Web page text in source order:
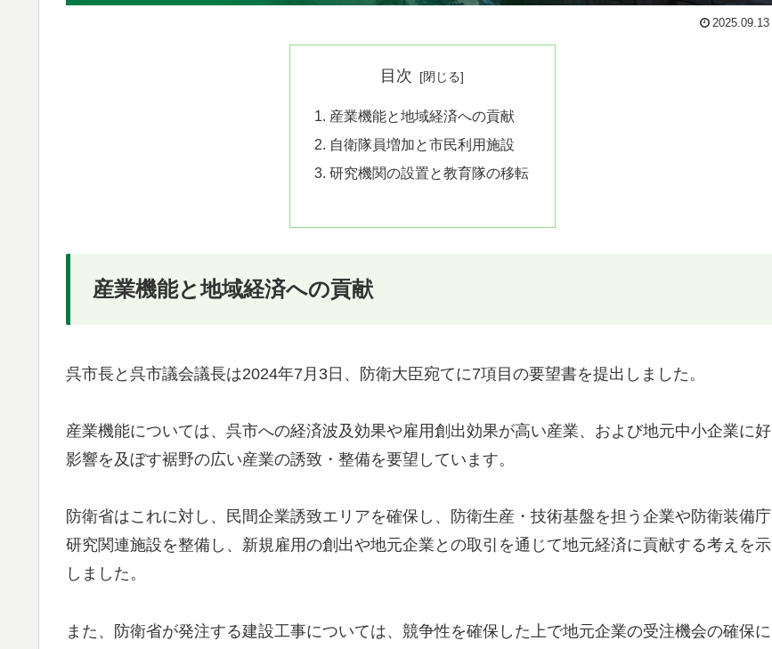
2025.09.13
目次
産業機能と地域経済への貢献
自衛隊員増加と市民利用施設
研究機関の設置と教育隊の移転
産業機能と地域経済への貢献
呉市長と呉市議会議長は2024年7月3日、防衛大臣宛てに7項目の要望書を提出しました。
産業機能については、呉市への経済波及効果や雇用創出効果が高い産業、および地元中小企業に好
影響を及ぼす裾野の広い産業の誘致・整備を要望しています。
防衛省はこれに対し、民間企業誘致エリアを確保し、防衛生産・技術基盤を担う企業や防衛装備庁
研究関連施設を整備し、新規雇用の創出や地元企業との取引を通じて地元経済に貢献する考えを示
しました。
また、防衛省が発注する建設工事については、競争性を確保した上で地元企業の受注機会の確保に